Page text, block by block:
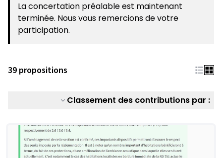
La concertation préalable est maintenant
terminée. Nous vous remercions de votre
participation.
39 propositions
Classement des contributions par :